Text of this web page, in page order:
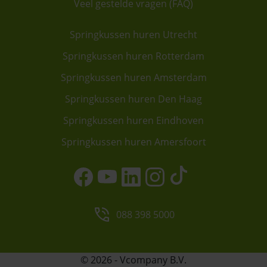
Veel gestelde vragen (FAQ)
Springkussen huren Utrecht
Springkussen huren Rotterdam
Springkussen huren Amsterdam
Springkussen huren Den Haag
Springkussen huren Eindhoven
Springkussen huren Amersfoort
088 398 5000
© 2026 - Vcompany B.V.